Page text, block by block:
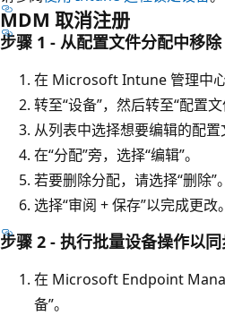
MDM 取消注册
步骤 1 - 从配置文件分配中移除
在 Microsoft Intune 管理中
转至“设备”，然后转至“配置文
从列表中选择想要编辑的配置
在“分配”旁，选择“编辑”。
若要删除分配，请选择“删除”。
选择“审阅 + 保存”以完成更改。
步骤 2 - 执行批量设备操作以
在 Microsoft Endpoint
备”。